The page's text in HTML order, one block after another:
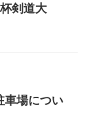
剣道大
車場につい